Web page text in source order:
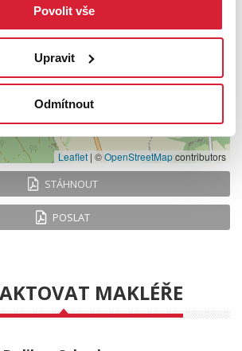
Povolit vše
Upravit
Odmítnout
Leaflet | ©OpenStreetMapcontributors
STÁHNOUT
POSLAT
MAKLÉŘE